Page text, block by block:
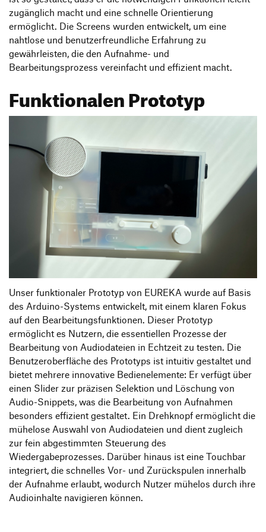
zugänglich macht und eine schnelle Orientierung
ermöglicht. Die Screens wurden entwickelt, um eine
nahtlose und benutzerfreundliche Erfahrung zu
gewährleisten, die den Aufnahme- und
Bearbeitungsprozess vereinfacht und effizient macht.
Funktionalen Prototyp
Unser funktionaler Prototyp von EUREKA wurde auf Basis
des Arduino-Systems entwickelt, mit einem klaren Fokus
auf den Bearbeitungsfunktionen. Dieser Prototyp
ermöglicht es Nutzern, die essentiellen Prozesse der
Bearbeitung von Audiodateien in Echtzeit zu testen. Die
Benutzeroberfläche des Prototyps ist intuitiv gestaltet und
bietet mehrere innovative Bedienelemente: Er verfügt über
einen Slider zur präzisen Selektion und Löschung von
Audio-Snippets, was die Bearbeitung von Aufnahmen
besonders effizient gestaltet. Ein Drehknopf ermöglicht die
mühelose Auswahl von Audiodateien und dient zugleich
zur fein abgestimmten Steuerung des
Wiedergabeprozesses. Darüber hinaus ist eine Touchbar
integriert, die schnelles Vor- und Zurückspulen innerhalb
der Aufnahme erlaubt, wodurch Nutzer mühelos durch ihre
Audioinhalte navigieren können.